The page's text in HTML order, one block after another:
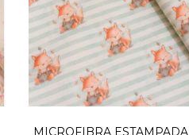
MICROFIBRA ESTAMPADA